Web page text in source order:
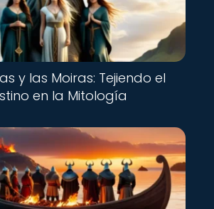
y las Moiras: Tejiendo el
en la Mitología